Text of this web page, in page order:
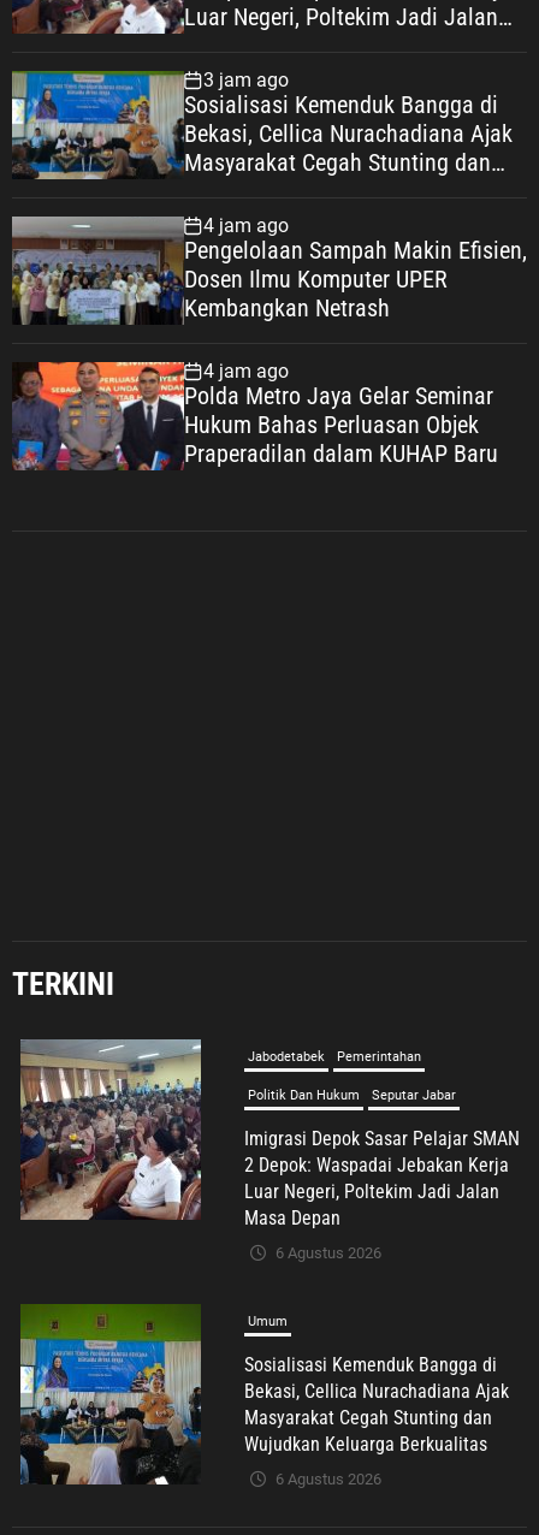
Luar Negeri, Poltekim Jadi Jalan
3 jam ago
Sosialisasi Kemenduk Bangga di
Bekasi, Cellica Nurachadiana Ajak
Masyarakat Cegah Stunting dan
4 jam ago
Pengelolaan Sampah Makin Efisien,
Dosen Ilmu Komputer UPER
Kembangkan Netrash
4 jam ago
Polda Metro Jaya Gelar Seminar
Hukum Bahas Perluasan Objek
Praperadilan dalam KUHAP Baru
TERKINI
Umum
Sosialisasi Kemenduk Bangga di
Bekasi, Cellica Nurachadiana Ajak
Masyarakat Cegah Stunting dan
Wujudkan Keluarga Berkualitas
Pengelolaan Sampah Makin Efisien,
Dosen Ilmu Komputer UPER
Kembangkan Netrash
6 Agustus 2026